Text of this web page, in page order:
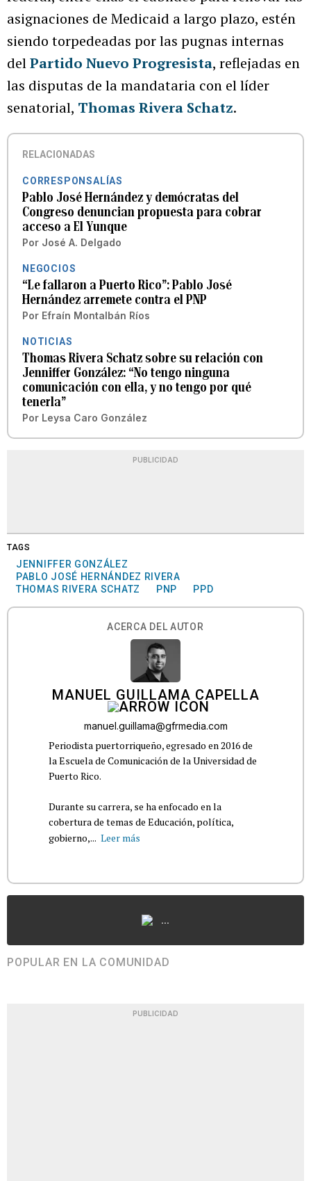
asignaciones de Medicaid a largo plazo, estén
siendo torpedeadas por las pugnas internas
delPartido Nuevo Progresista, reflejadas en
las disputas de la mandataria con el líder
senatorial, Thomas Rivera Schatz.
RELACIONADAS
CORRESPONSALÍAS
Pablo José Hernández y demócratas del
Congreso denuncian propuesta para cobrar
acceso a El Yunque
Por José A. Delgado
NEGOCIOS
“Le fallaron a Puerto Rico”: Pablo José
Hernández arremete contra el PNP
Por Efraín Montalbán Ríos
NOTICIAS
Thomas Rivera Schatz sobre su relación con
Jenniffer González: “No tengo ninguna
comunicación con ella, y no tengo por qué
tenerla”
Por Leysa Caro González
PUBLICIDAD
TAGS
JENNIFFER GONZÁLEZ
PABLO JOSÉ HERNÁNDEZ RIVERA
THOMAS RIVERA SCHATZ
PNP PPD
ACERCA DEL AUTOR
MANUEL GUILLAMA CAPELLA
manuel.guillama@gfrmedia.com
Periodista puertorriqueño, egresado en 2016 de
la Escuela de Comunicación de la Universidad de
Puerto Rico.
Durante su carrera, se ha enfocado en la
cobertura de temas de Educación, política,
gobierno,... Leer más
...
POPULAR EN LA COMUNIDAD
PUBLICIDAD